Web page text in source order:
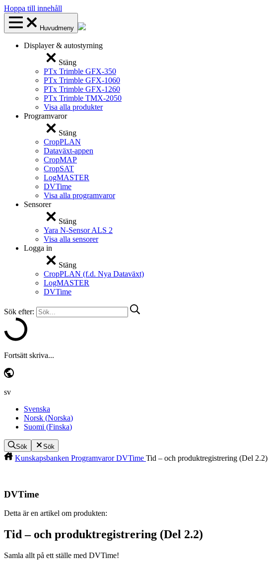
Hoppa till innehåll
Huvudmeny
Displayer & autostyrning
Stäng
PTx Trimble GFX-350
PTx Trimble GFX-1060
PTx Trimble GFX-1260
PTx Trimble TMX-2050
Visa alla produkter
Programvaror
Stäng
CropPLAN
Dataväxt-appen
CropMAP
CropSAT
LogMASTER
DVTime
Visa alla programvaror
Sensorer
Stäng
Yara N-Sensor ALS 2
Visa alla sensorer
Logga in
Stäng
CropPLAN (f.d. Nya Dataväxt)
LogMASTER
DVTime
Sök efter:
Fortsätt skriva...
sv
Svenska
Norsk (Norska)
Suomi (Finska)
Sök Sök
Kunskapsbanken ProgramvarorDVTime Tid – och produktregistrering (Del 2.2)
DVTime
Detta är en artikel om produkten:
Tid – och produktregistrering (Del 2.2)
Samla allt på ett ställe med DVTime!